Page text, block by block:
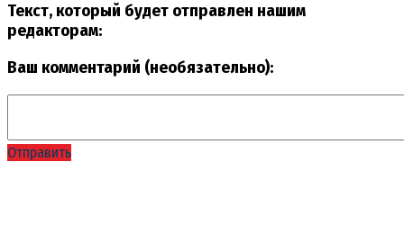
Текст, который будет отправлен нашим
редакторам:
Ваш комментарий (необязательно):
Отправить